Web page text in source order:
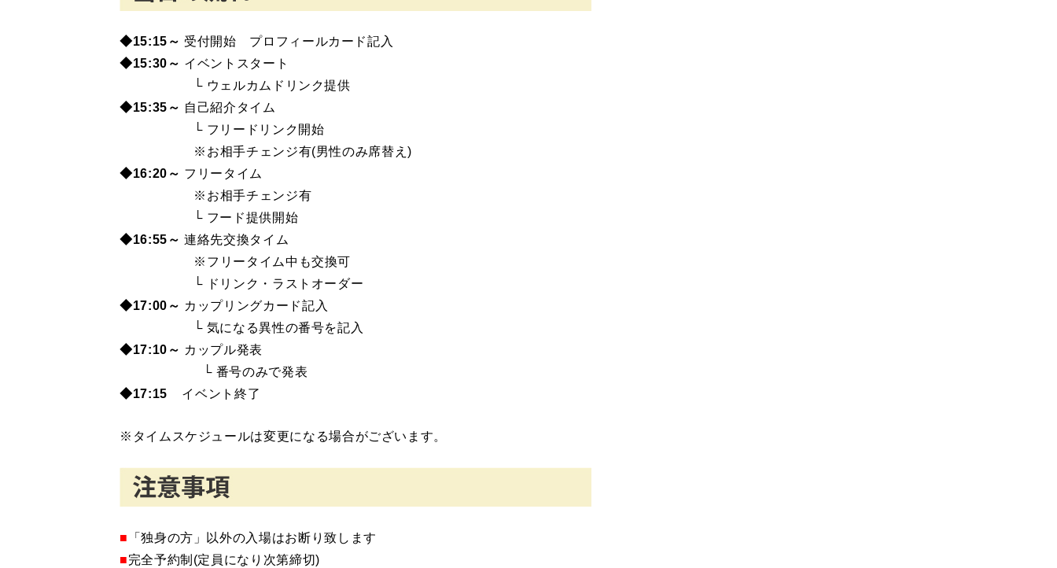
◆15:15～ 受付開始 プロフィールカード記入
◆15:30～ イベントスタート
└ ウェルカムドリンク提供
◆15:35～ 自己紹介タイム
└ フリードリンク開始
※お相手チェンジ有(男性のみ席替え)
◆16:20～ フリータイム
※お相手チェンジ有
└ フード提供開始
◆16:55～ 連絡先交換タイム
※フリータイム中も交換可
└ ドリンク・ラストオーダー
◆17:00～ カップリングカード記入
└ 気になる異性の番号を記入
◆17:10～ カップル発表
└ 番号のみで発表
◆17:15 イベント終了
※タイムスケジュールは変更になる場合がございます。
■ 「独身の方」以外の入場はお断り致します
■完全予約制(定員になり次第締切)